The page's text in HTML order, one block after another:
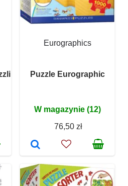
Eurographics
Puzzle Eurographic
W magazynie (12)
76,50 zł